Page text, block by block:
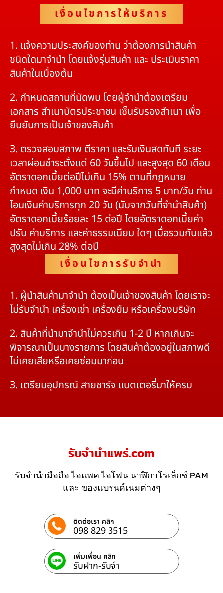
เงื่อนไขการให้บริการ
1. แจ้งความประสงค์ของท่าน ว่าต้องการนำสินค้า
ชนิดใดมาจำนำ โดยแจ้งรุ่นสินค้า และ ประเมินราคา
สินค้าในเบื้องต้น
2. กำหนดสถานที่นัดพบ โดยผู้จำนำต้องเตรียม
เอกสาร สำเนาบัตรประชาชน เซ็นรับรองสำเนา เพื่อ
ยืนยันการเป็นเจ้าของสินค้า
3. ตรวจสอบสภาพ ตีราคา และรับเงินสดทันที ระยะ
เวลาผ่อนชำระตั้งแต่ 60 วันขึ้นไป และสูงสุด 60 เดือน
อัตราดอกเบี้ยต่อปีไม่เกิน 15% ตามที่กฏหมาย
กำหนด เงิน 1,000 บาท จะมีค่าบริการ 5 บาท/วัน ท่าน
โอนเงินค่าบริการทุก 20 วัน (นับจากวันที่จำนำสินค้า)
อัตราดอกเบี้ยร้อยละ 15 ต่อปี โดยอัตราดอกเบี้ยค่า
ปรับ ค่าบริการ และค่าธรรมเนียม ใดๆ เมื่อรวมกันแล้ว
สูงสุดไม่เกิน 28% ต่อปี
เงื่อนไขการรับจำนำ
1. ผู้นำสินค้ามาจำนำ ต้องเป็นเจ้าของสินค้า โดยเราจะ
ไม่รับจำนำ เครื่องเช่า เครื่องยืม หรือเครื่องบริษัท
2. สินค้าที่นำมาจำนำไม่ควรเกิน 1-2 ปี หากเกินจะ
พิจารณาเป็นบางรายการ โดยสินค้าต้องอยู่ในสภาพดี
ไม่เคยเสียหรือเคยซ่อมมาก่อน
3. เตรียมอุปกรณ์ สายชาร์จ แบตเตอรี่มาให้ครบ
รับจํานําแพร่.com
รับจำนำมือถือ ไอแพค ไอโฟน นาฬิกาโรเล็กซ์ PAM
และ ของแบรนด์เนมต่างๆ
ติดต่อเรา คลิก
098 829 3515
เพิ่มเพื่อน คลิก
รับฝาก-รับจํา